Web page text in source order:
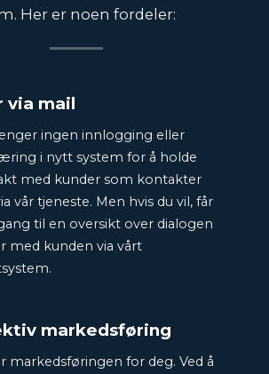
Her er noen fordeler:
via mail
ingen innlogging eller
i nytt system for å holde
med kunder som kontakter
vår tjeneste. Men hvis du vil, får
til en oversikt over dialogen
med kunden via vårt
markedsføring
markedsføringen for deg. Ved å